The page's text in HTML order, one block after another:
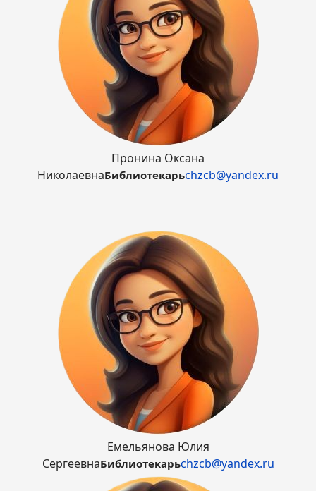
Пронина Оксана
НиколаевнаБиблиотекарьchzcb@yandex.ru
Емельянова Юлия
СергеевнаБиблиотекарьchzcb@yandex.ru